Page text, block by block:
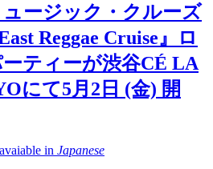
ージック・クルーズ
Reggae Cruise』ロ
ティーが渋谷CÉ LA
にて5月2日 (金) 開
in Japanese